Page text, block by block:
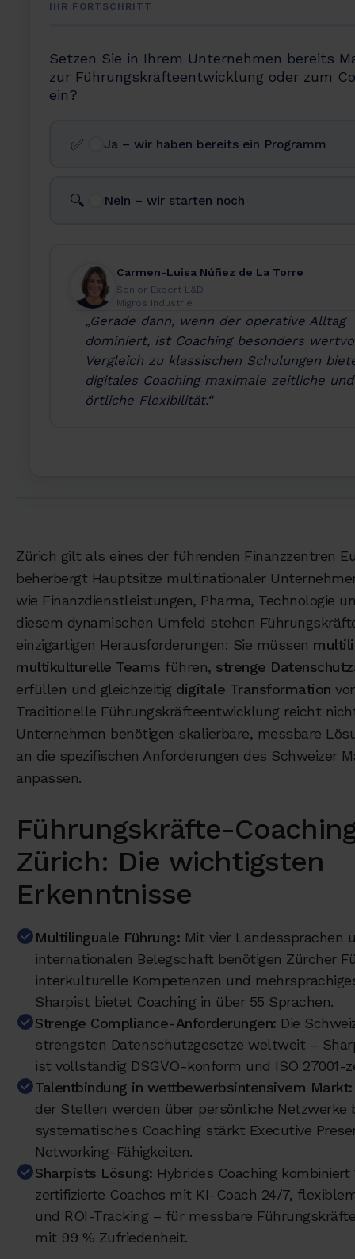
IHR FORTSCHRITT
Setzen Sie in Ihrem Unternehmen bereits
zur Führungskräfteentwicklung oder zum
ein?
✅ Ja – wir haben bereits ein Programm
🔍 Nein – wir starten noch
Carmen-Luisa Núñez de La Torre
Senior Expert L&D
Migros Industrie
„Gerade dann, wenn der operative Alltag
dominiert, ist Coaching besonders
Vergleich zu klassischen Schulungen
digitales Coaching maximale zeitliche und
örtliche Flexibilität.“
Zürich gilt als eines der führenden Finanzzentren
beherbergt Hauptsitze multinationaler
wie Finanzdienstleistungen, Pharma, Technologie
diesem dynamischen Umfeld stehen
einzigartigen Herausforderungen: Sie müssen
multikulturelle Teams führen, strenge
erfüllen und gleichzeitig digitale Transformation
Traditionelle Führungskräfteentwicklung reicht
Unternehmen benötigen skalierbare, messbare
an die spezifischen Anforderungen des Schweizer
anpassen.
Führungskräfte-
Zürich: Die wichtigsten
Erkenntnisse
Multilinguale Führung: Mit vier Landessprachen
internationalen Belegschaft benötigen Zürcher
interkulturelle Kompetenzen und
Sharpist bietet Coaching in über 55 Sprachen.
Strenge Compliance-Anforderungen: Die
strengsten Datenschutzgesetze weltweit –
ist vollständig DSGVO-konform und ISO 27001-
Talentbindung in wettbewerbsintensivem Markt:
der Stellen werden über persönliche Netzwerke
systematisches Coaching stärkt Executive
Networking-Fähigkeiten.
Sharpists Lösung: Hybrides Coaching kombiniert
zertifizierte Coaches mit KI-Coach 24/7,
und ROI-Tracking – für messbare
mit 99 % Zufriedenheit.